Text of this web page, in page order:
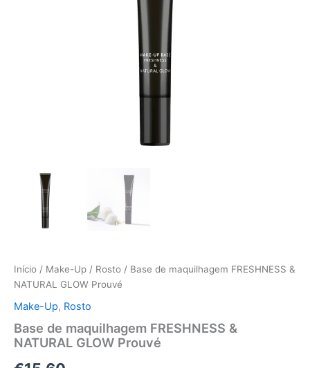
Início / Make-Up / Rosto / Base de maquilhagem FRESHNESS &
NATURAL GLOW Prouvé
Make-Up, Rosto
Base de maquilhagem FRESHNESS &
NATURAL GLOW Prouvé